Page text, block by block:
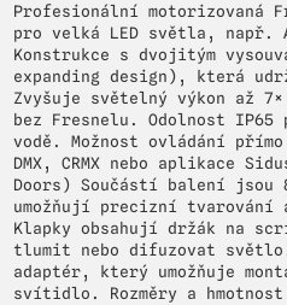
Profesionální motorizovaná
pro velká LED světla, např.
Konstrukce s dvojitým
expanding design), která
Zvyšuje světelný výkon až
bez Fresnelu. Odolnost
vodě. Možnost ovládání
DMX, CRMX nebo aplikace
Doors) Součástí balení
umožňují precizní tvarování
Klapky obsahují držák na
tlumit nebo difuzovat
adaptér, který umožňuje
svítidlo. Rozměry a hmotnost